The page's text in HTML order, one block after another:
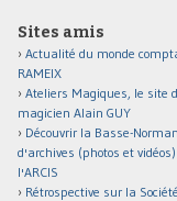
Sites amis
Actualité du monde
RAMEIX
Ateliers Magiques, le site
magicien Alain GUY
Découvrir la Basse-
d'archives (photos et
l'ARCIS
Rétrospective sur la